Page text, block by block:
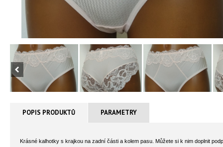
POPIS PRODUKTŮ PARAMETRY
Krásné kalhotky s krajkou na zadní části a kolem pasu. Můžete si k nim doplnit